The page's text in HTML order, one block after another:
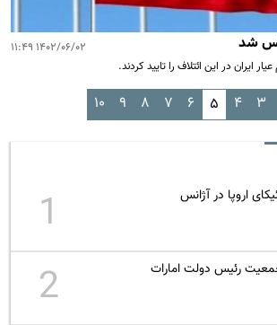
۱۴۰۲/۰۶/۰۲ ۱۱:۴۹ شد
ایران در این ائتلاف را تایید کردند.
۳ ۴ ۵ ۶ ۷ ۸ ۹ ۱۰
اروپا در آژانس 1
رئیس دولت امارات 2